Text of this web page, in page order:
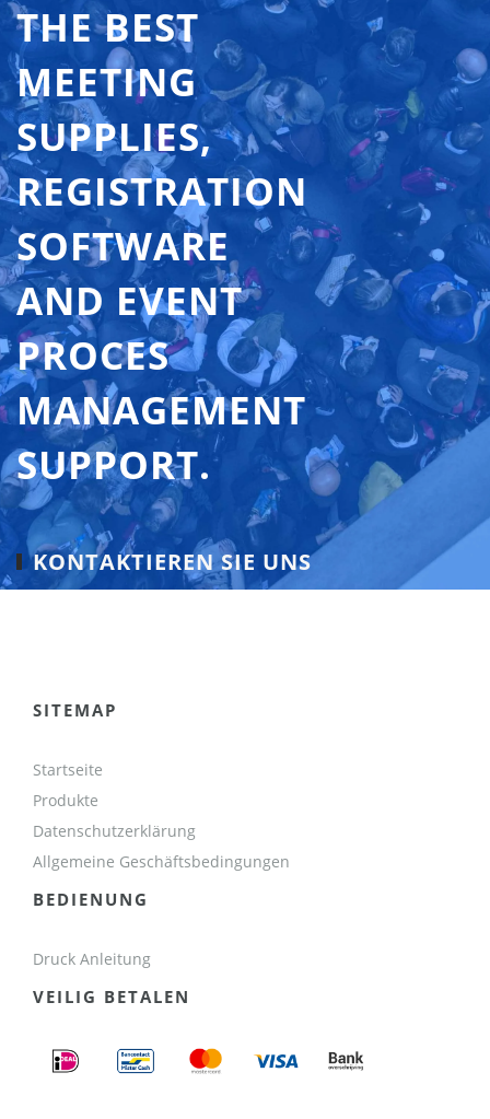
THE BEST
MEETING
SUPPLIES,
REGISTRATION
SOFTWARE
AND EVENT
PROCES
MANAGEMENT
SUPPORT.
KONTAKTIEREN SIE UNS
SITEMAP
Startseite
Produkte
Datenschutzerklärung
Allgemeine Geschäftsbedingungen
BEDIENUNG
Druck Anleitung
VEILIG BETALEN